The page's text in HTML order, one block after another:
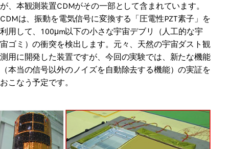
が、本観測装置CDMがその一部として含まれています。
CDMは、振動を電気信号に変換する「圧電性PZT素子」を
利用して、100μm以下の小さな宇宙デブリ（人工的な宇
宙ゴミ）の衝突を検出します。元々、天然の宇宙ダスト観
測用に開発した装置ですが、今回の実験では、新たな機能
（本当の信号以外のノイズを自動除去する機能）の実証を
おこなう予定です。